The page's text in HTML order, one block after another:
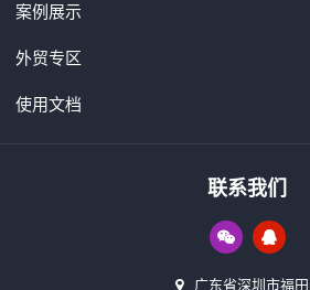
案例展示
外贸专区
使用文档
联系我们
广东省深圳市福